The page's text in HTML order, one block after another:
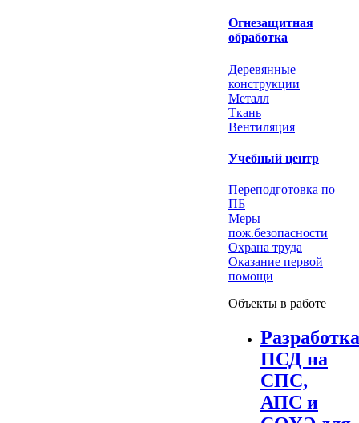
Огнезащитная
обработка
Деревянные
конструкции
Металл
Ткань
Вентиляция
Учебный центр
Переподготовка по
ПБ
Меры
пож.безопасности
Охрана труда
Оказание первой
помощи
Объекты в работе
Разработка
ПСД на
СПС,
АПС и